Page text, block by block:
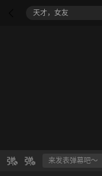
天才，女友